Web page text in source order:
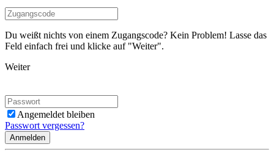
Du weißt nichts von einem Zugangscode? Kein Problem! Lasse das
Feld einfach frei und klicke auf "Weiter".
Weiter
Angemeldet bleiben
Passwort vergessen?
Anmelden